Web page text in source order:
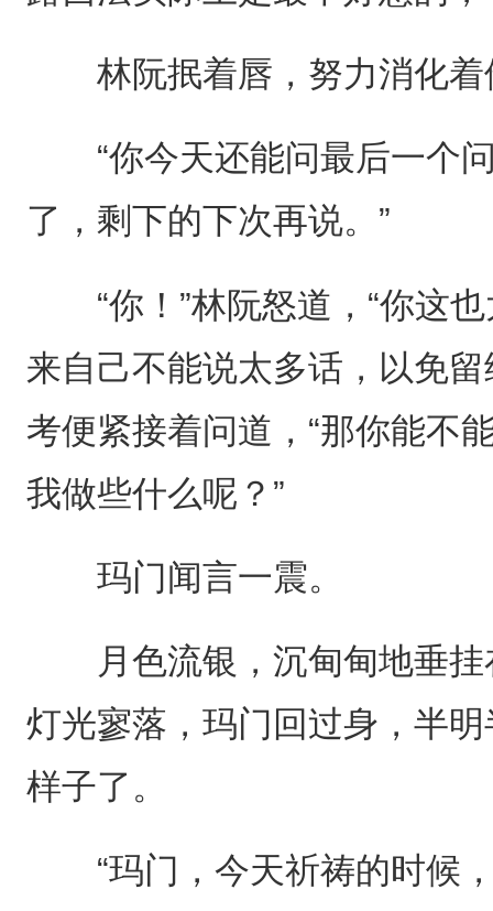
林阮抿着唇，努力消化着
“你今天还能问最后一个问
了，剩下的下次再说。”
“你！”林阮怒道，“你这也
来自己不能说太多话，以免
考便紧接着问道，“那你能不
我做些什么呢？”
玛门闻言一震。
月色流银，沉甸甸地垂挂
灯光寥落，玛门回过身，半
样子了。
“玛门，今天祈祷的时候，